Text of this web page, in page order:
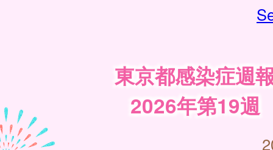
東京都感染症週
2026年第19週